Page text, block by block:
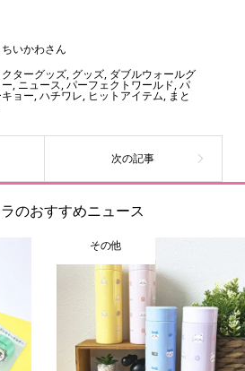
ディなキャラクターやアニメキャラ
まれたばかりの新しいキャラクタ
届けすることも、私たちの使命の
ちいかわさん
ターグッズ, グッズ, ダブルウォールグ
,ニュース,パーフェクトワールド,パ
ョー,ハチワレ, ヒットアイテム,まと
のおすすめニュース
その他